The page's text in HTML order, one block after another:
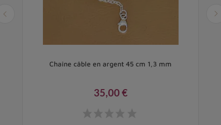
Chaîne câble en argent 45 cm 1,3 mm
35,00 €